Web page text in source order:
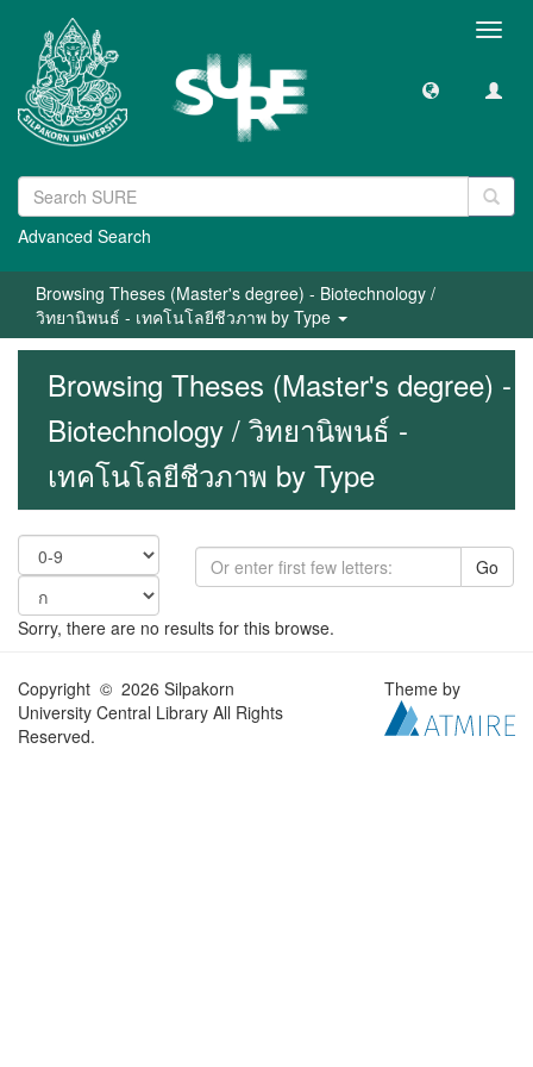
Advanced Search
Browsing Theses (Master's degree) - Biotechnology /
วิทยานิพนธ์ - เทคโนโลยีชีวภาพ by Type
Browsing Theses (Master's degree) -
Biotechnology / วิทยานิพนธ์ -
เทคโนโลยีชีวภาพ by Type
Go
Sorry, there are no results for this browse.
Copyright © 2026 Silpakorn
University Central Library All Rights
Reserved.
Theme by